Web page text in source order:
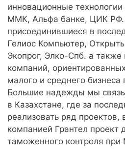
инновационные
ММК, Альфа банке, ЦИК РФ.
присоединившиеся в
Гелиос Компьютер,
Экопрог, Элко-Спб. а
компаний,
малого и среднего бизнеса
Большие надежды мы
в Казахстане, где за
реализовать ряд проектов,
компанией Грантел проект
таможенного контроля